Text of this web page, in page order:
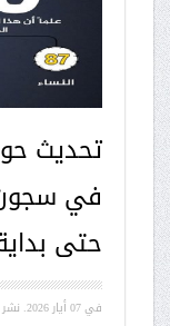
تحديث
في سجون
حتى بداية
في07 أيار 2026 .